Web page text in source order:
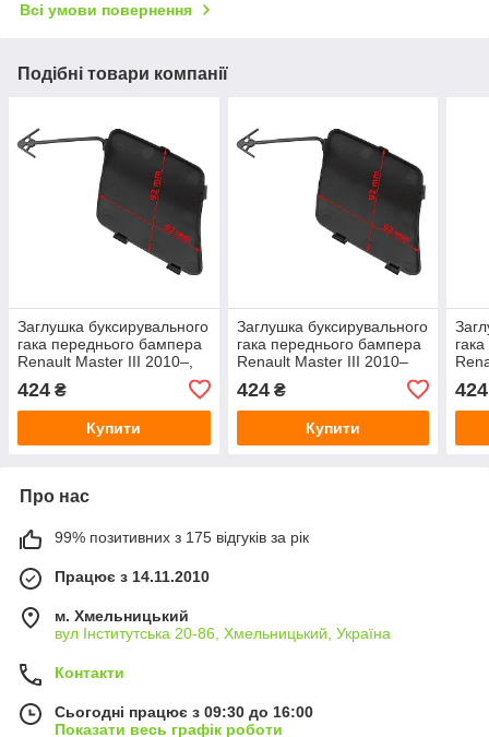
Всі умови повернення
Подібні товари компанії
Заглушка буксирувального
гака переднього бампера
Renault Master III 2010–,
424 ₴
Купити
Заглушка буксирувального
гака переднього бампера
Renault Master III 2010–
424₴
Купити
424
Про нас
99% позитивних з 175 відгуків за рік
Працює з 14.11.2010
м. Хмельницький
вул Інститутська 20-86, Хмельницький, Україна
Контакти
Сьогодні працює з 09:30 до 16:00
Показати весь графік роботи